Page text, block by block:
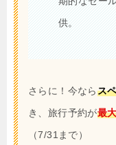
供。
さらに！今ならス
き、旅行予約が最
（7/31まで）